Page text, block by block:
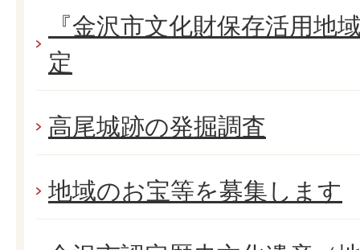
『金沢市文化財保存活用地
定
高尾城跡の発掘調査
地域のお宝等を募集します